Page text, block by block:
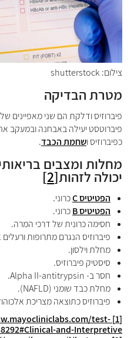
צילום: shutterstock
מטרת הבדיקה
פיברוזיסודלקת הם שני מאפיינים
פיברוטסט יעילה באבחנה ובמעקב
כפיברוזיס ושחמת הכבד.
מחלות ומצבים
יכולה לזהות[2]
הפטיטיסCכרוני.
הפטיטיסBכרוני.
חסימה כרונית של דרכי המרה.
פיברוזיס הנגרם מתרופות
מחלת וילסון.
סיסטיק פיברוזיס.
חסר ב-
.
מחלת כבד שומני (NAFLD
).
פיברוזיס כתוצאה מצריכת
[1]
test-
and-Interpretive